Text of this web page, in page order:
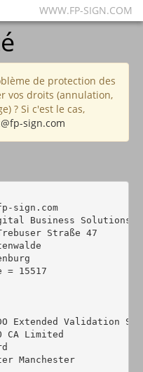
WWW.FP-SIGN.COM
de protection des
vos droits (annulation,
? Si c'est le cas,
sign.com
sign.com
Business Solutions
Straße 47
= 15517
Extended Validation
CA Limited
Manchester